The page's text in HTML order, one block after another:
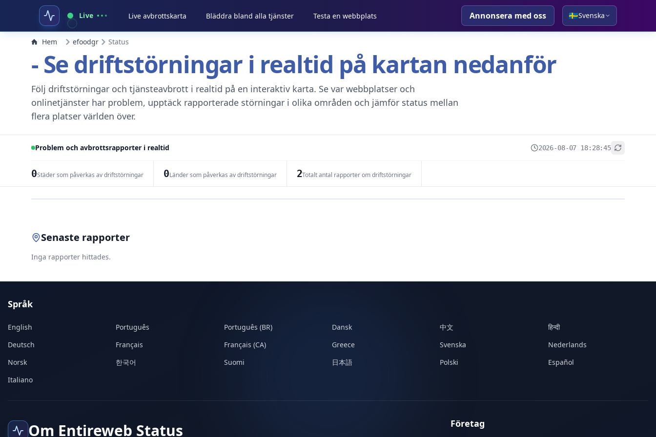
Live Live avbrottskarta Bläddra bland alla tjänster Testa en webbplats Annonsera med oss 🇸🇪Svenska
Hem efoodgr Status
- Se driftstörningar i realtid på kartan nedanför
Följ driftstörningar och tjänsteavbrott i realtid på en interaktiv karta. Se var webbplatser och
onlinetjänster har problem, upptäck rapporterade störningar i olika områden och jämför status mellan
flera platser världen över.
Problem och avbrottsrapporter i realtid 2026-08-07 18:28:45
0Städer som påverkas av driftstörningar 0Länder som påverkas av driftstörningar 2Totalt antal rapporter om driftstörningar
Senaste rapporter
Inga rapporter hittades.
Språk
English Português Português (BR) Dansk 中文
हिन्दी
Deutsch
Français Français (CA) Greece Svenska
Nederlands
Norsk
한국어 Suomi 日本語 Polski
Español
Italiano
Om Entireweb Status Företag